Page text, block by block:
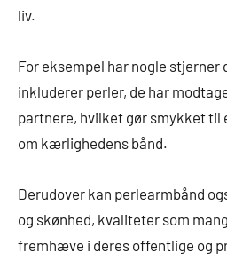
liv.
For eksempel har nogle stjerner
inkluderer perler, de har
partnere, hvilket gør smykket til
om kærlighedens bånd.
Derudover kan perlearmbånd
og skønhed, kvaliteter som
fremhæve i deres offentlige og